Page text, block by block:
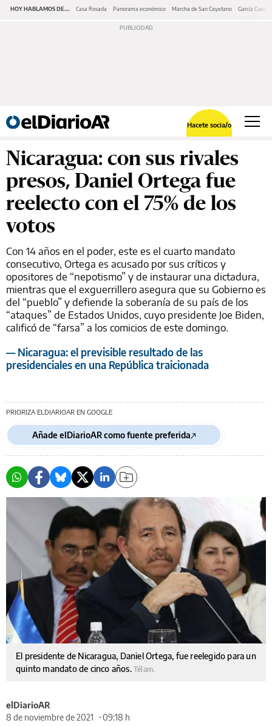
HOY HABLAMOS DE... Casa Rosada Panorama económico Marcha de San Cayetano García Cuerva
Hacete socia/o
Nicaragua: con sus rivales
presos, Daniel Ortega fue
reelecto con el 75% de los
votos
Con 14 años en el poder, este es el cuarto mandato
consecutivo, Ortega es acusado por sus críticos y
opositores de “nepotismo” y de instaurar una dictadura,
mientras que el exguerrillero asegura que su Gobierno es
del “pueblo” y defiende la soberanía de su país de los
“ataques” de Estados Unidos, cuyo presidente Joe Biden,
calificó de “farsa” a los comicios de este domingo.
— Nicaragua: el previsible resultado de las
presidenciales en una República traicionada
PRIORIZA ELDIARIOAR EN GOOGLE
Añade elDiarioAR como fuente preferida
El presidente de Nicaragua, Daniel Ortega, fue reelegido para un
quinto mandato de cinco años. Télam.
elDiarioAR
8 de noviembre de 2021
09:18 h